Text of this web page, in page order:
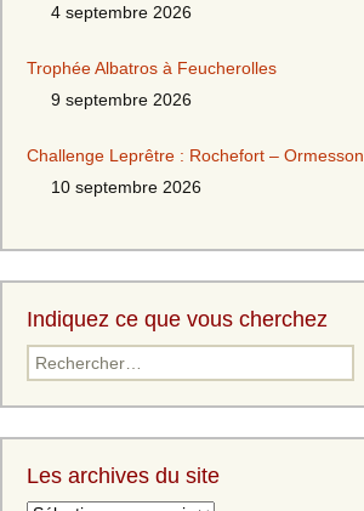
4 septembre 2026
Trophée Albatros à Feucherolles
9 septembre 2026
Challenge Leprêtre : Rochefort – Ormesson
10 septembre 2026
Indiquez ce que vous cherchez
Les archives du site